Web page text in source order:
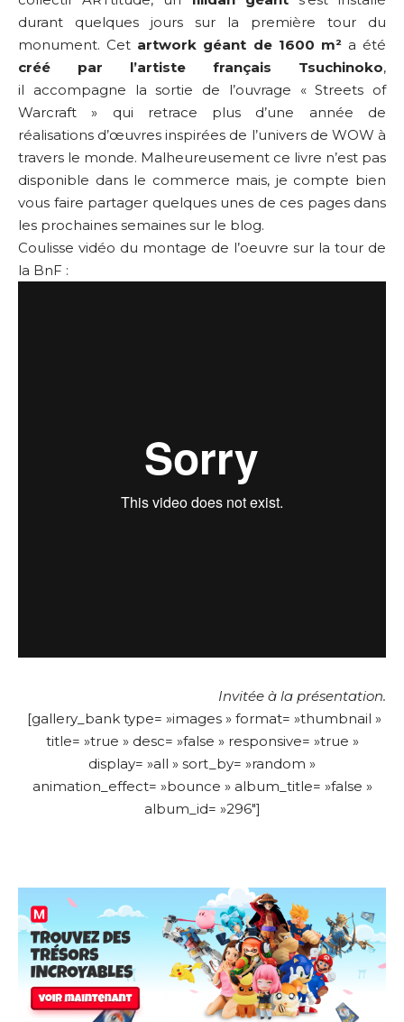
durant quelques jours sur la première tour du
monument. Cet artwork géant de 1600 m²a été
créé par l’artiste français Tsuchinoko,
il accompagne la sortie de l’ouvrage « Streets of
Warcraft » qui retrace plus d’une année de
réalisations d’œuvres inspirées de l’univers de WOW à
travers le monde. Malheureusement ce livre n’est pas
disponible dans le commerce mais, je compte bien
vous faire partager quelques unes de ces pages dans
les prochaines semaines sur le blog.
Coulisse vidéo du montage de l’oeuvre sur la tour de
la BnF :
Invitée à la présentation.
[gallery_bank type= »images » format= »thumbnail »
title= »true » desc= »false » responsive= »true »
display= »all » sort_by= »random »
animation_effect= »bounce » album_title= »false »
album_id= »296″]